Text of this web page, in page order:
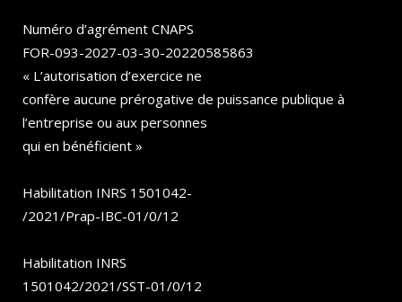
Numéro d’agrément CNAPS
FOR-093-2027-03-30-20220585863
« L’autorisation d’exercice ne
confère aucune prérogative de puissance publique à
l’entreprise ou aux personnes
qui en bénéficient »
Habilitation INRS 1501042-
/2021/Prap-IBC-01/0/12
Habilitation INRS
1501042/2021/SST-01/0/12